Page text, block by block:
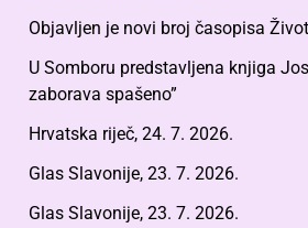
Objavljen je novi broj časopisa
U Somboru predstavljena knjiga
zaborava spašeno”
Hrvatska riječ, 24. 7. 2026.
Glas Slavonije, 23. 7. 2026.
Glas Slavonije, 23. 7. 2026.